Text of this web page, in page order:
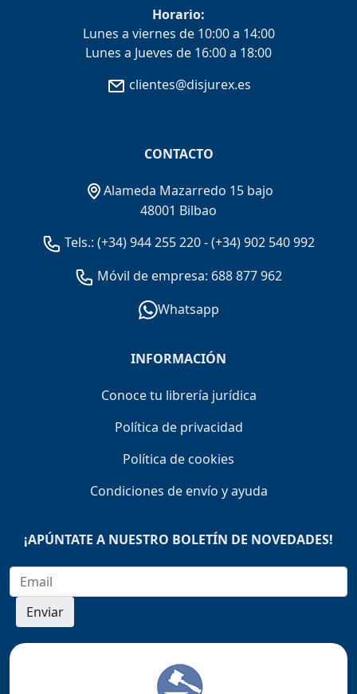
Horario:
Lunes a viernes de 10:00 a 14:00
Lunes a Jueves de 16:00 a 18:00
clientes@disjurex.es
CONTACTO
Alameda Mazarredo 15 bajo
48001 Bilbao
Tels.: (+34) 944 255 220-(+34) 902 540 992
Móvil de empresa: 688 877 962
Whatsapp
INFORMACIÓN
Conoce tu librería jurídica
Política de privacidad
Política de cookies
Condiciones de envío y ayuda
¡APÚNTATE A NUESTRO BOLETÍN DE NOVEDADES!
Enviar